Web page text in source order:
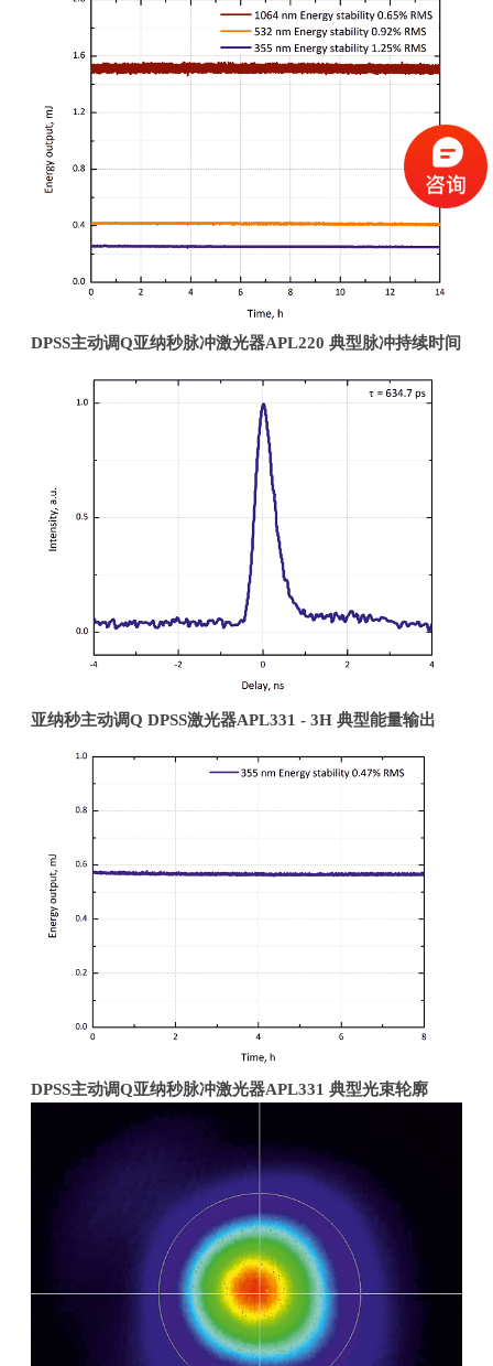
DPSS主动调Q亚纳秒脉冲激光器APL220典型脉冲持续时间
亚纳秒主动调Q DPSS激光器APL331 - 3H典型能量输出
DPSS主动调Q亚纳秒脉冲激光器APL331典型光束轮廓